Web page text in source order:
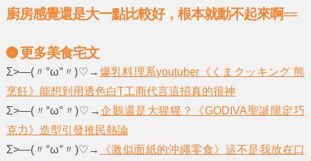
廚房感覺還是大一點比較好，根本就動不起來啊==
更多美食宅文
Σ>―(〃°ω°〃)♡→ 爆乳料理系youtuber《くまクッキング 熊
烹飪》能想到用透色白T工商代言這招真的很神
Σ>―(〃°ω°〃)♡→企鵝還是大猩猩？《GODIVA聖誕限定巧
克力》造型引發推民熱論
Σ>―(〃°ω°〃)♡→
《激似面紙的沖繩零食》這不是我放在口